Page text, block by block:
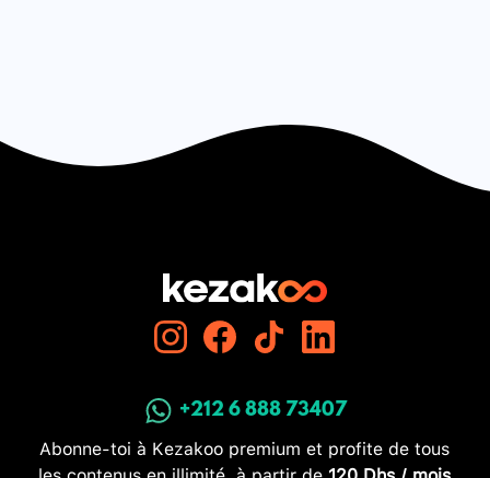
+212 6 888 73407
Abonne-toi à Kezakoo premium et profite de tous